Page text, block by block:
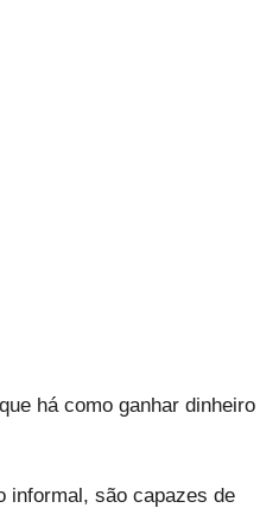
há como ganhar dinheiro
informal, são capazes de